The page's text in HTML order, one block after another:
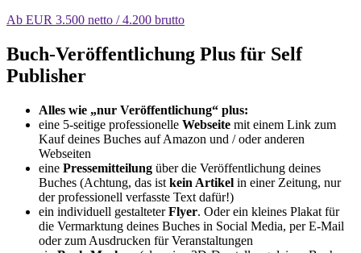
Ab EUR 3.500 netto / 4.200 brutto
Buch-Veröffentlichung Plus für Self
Publisher
Alles wie „nur Veröffentlichung“ plus:
eine 5-seitige professionelle Webseite mit einem Link zum
Kauf deines Buches auf Amazon und / oder anderen
Webseiten
eine Pressemitteilung über die Veröffentlichung deines
Buches (Achtung, das ist kein Artikel in einer Zeitung, nur
der professionell verfasste Text dafür!)
ein individuell gestalteterFlyer. Oder ein kleines Plakat für
die Vermarktung deines Buches in Social Media, per E-Mail
oder zum Ausdrucken für Veranstaltungen